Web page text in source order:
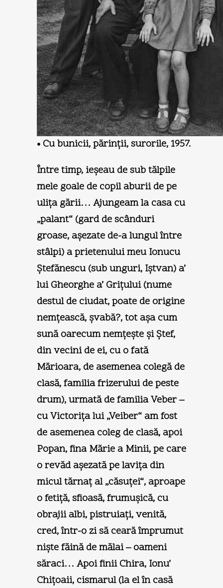
• Cu bunicii, părinţii, surorile, 1957.
Între timp, ieşeau de sub tălpile
mele goale de copil aburii de pe
uliţa gării… Ajungeam la casa cu
„palant“ (gard de scânduri
groase, aşezate de-a lungul între
stâlpi) a prietenului meu Ionucu
Ştefănescu (sub unguri, Iştvan) a’
lui Gheorghe a’ Griţului (nume
destul de ciudat, poate de origine
nemţească, şvabă?, tot aşa cum
sună oarecum nemţeşte şi Ştef,
din vecini de ei, cu o fată
Mărioara, de asemenea colegă de
clasă, familia frizerului de peste
drum), urmată de familia Veber –
cu Victoriţa lui „Veiber“ am fost
de asemenea coleg de clasă, apoi
Popan, fina Mărie a Minii, pe care
o revăd aşezată pe laviţa din
micul tărnaţ al „căsuţei“, aproape
o fetiţă, sfioasă, frumuşică, cu
obrajii albi, pistruiaţi, venită,
cred, într-o zi să ceară împrumut
nişte făină de mălai – oameni
săraci… Apoi finii Chira, Ionu’
Chiţoaii, cismarul (la el în casă